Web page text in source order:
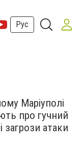
Рус
Маріуполі
про гучний
загрози атаки